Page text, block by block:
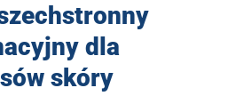
dla
skóry